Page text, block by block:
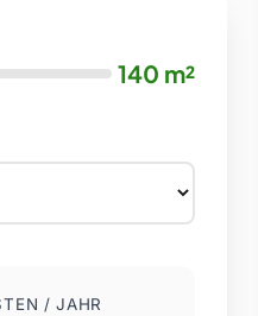
140 m²
/ JAHR